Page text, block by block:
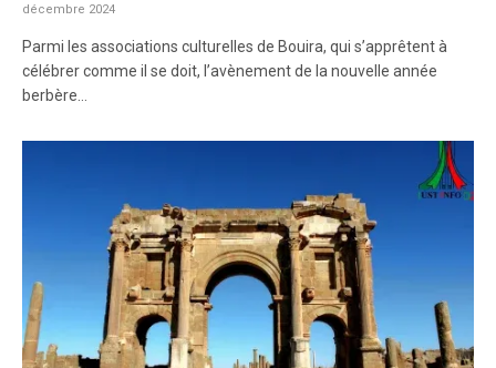
décembre 2024
Parmi les associations culturelles de Bouira, qui s’apprêtent à
célébrer comme il se doit, l’avènement de la nouvelle année
berbère…